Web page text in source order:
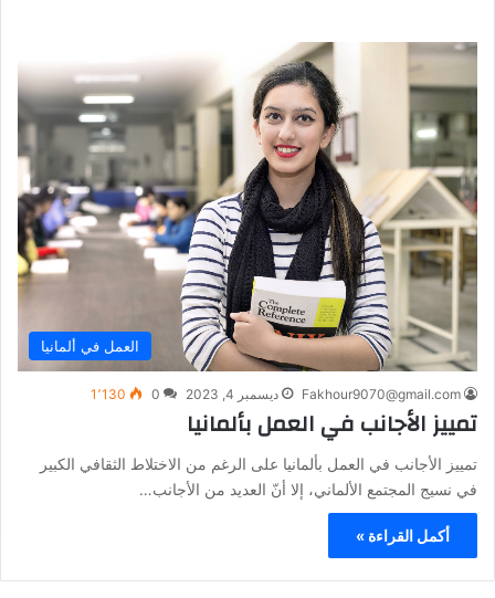
العمل في ألمانيا
Fakhour9070@gmail.com ديسمبر 4, 2023 0 1٬130
تمييز الأجانب في العمل بألمانيا
تمييز الأجانب في العمل بألمانيا على الرغم من الاختلاط الثقافي الكبير
في نسيج المجتمع الألماني، إلا أنّ العديد من الأجانب…
أكمل القراءة »